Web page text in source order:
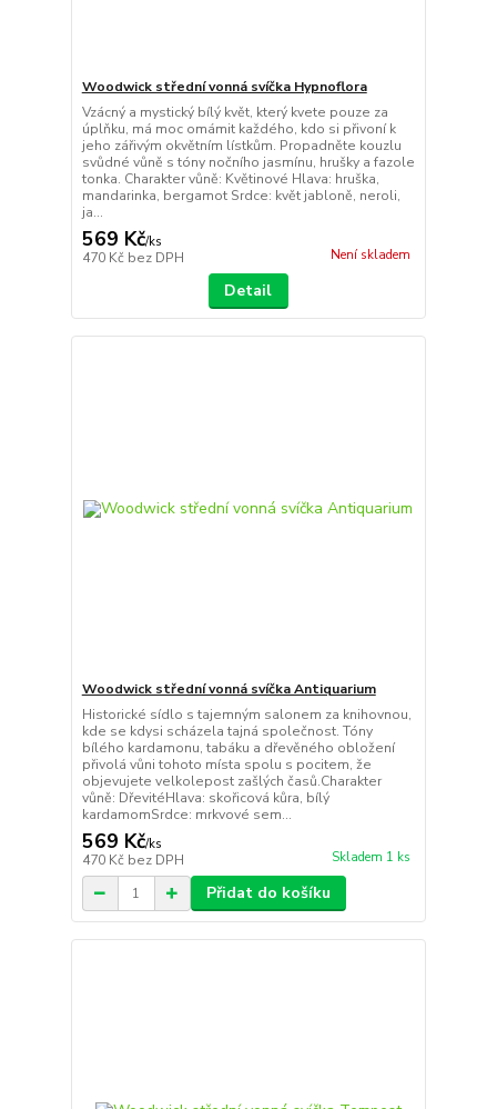
Woodwick střední vonná svíčka Hypnoflora
Vzácný a mystický bílý květ, který kvete pouze za
úplňku, má moc omámit každého, kdo si přivoní k
jeho zářivým okvětním lístkům. Propadněte kouzlu
svůdné vůně s tóny nočního jasmínu, hrušky a fazole
tonka. Charakter vůně: Květinové Hlava: hruška,
mandarinka, bergamot Srdce: květ jabloně, neroli,
ja...
569 Kč/ks
470 Kč bez DPH Není skladem
Detail
Woodwick střední vonná svíčka Antiquarium
Historické sídlo s tajemným salonem za knihovnou,
kde se kdysi scházela tajná společnost. Tóny
bílého kardamonu, tabáku a dřevěného obložení
přivolá vůni tohoto místa spolu s pocitem, že
objevujete velkolepost zašlých časů.Charakter
vůně: DřevitéHlava: skořicová kůra, bílý
kardamomSrdce: mrkvové sem...
569 Kč/ks
470 Kč bez DPH Skladem 1 ks
Přidat do košíku